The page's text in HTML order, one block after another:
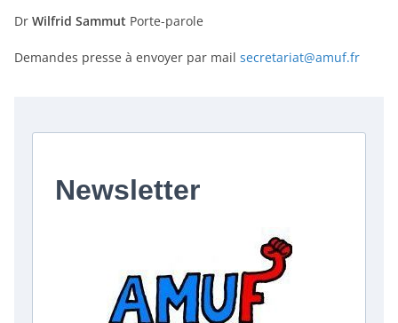
Dr Wilfrid Sammut Porte-parole
Demandes presse à envoyer par mail secretariat@amuf.fr